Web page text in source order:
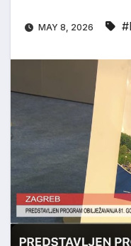
MAY 8, 2026